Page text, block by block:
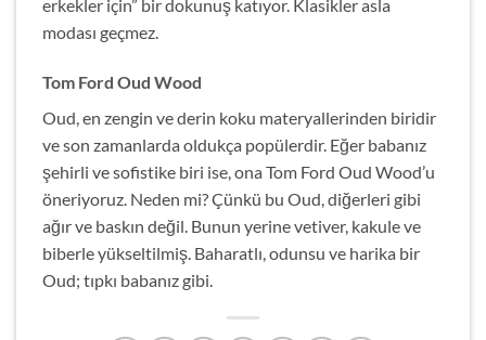
erkekler için” bir dokunuş katıyor. Klasikler asla
modası geçmez.
Tom Ford Oud Wood
Oud, en zengin ve derin koku materyallerinden biridir
ve son zamanlarda oldukça popülerdir. Eğer babanız
şehirli ve sofistike biri ise, ona Tom Ford Oud Wood’u
öneriyoruz. Neden mi? Çünkü bu Oud, diğerleri gibi
ağır ve baskın değil. Bunun yerine vetiver, kakule ve
biberle yükseltilmiş. Baharatlı, odunsu ve harika bir
Oud; tıpkı babanız gibi.